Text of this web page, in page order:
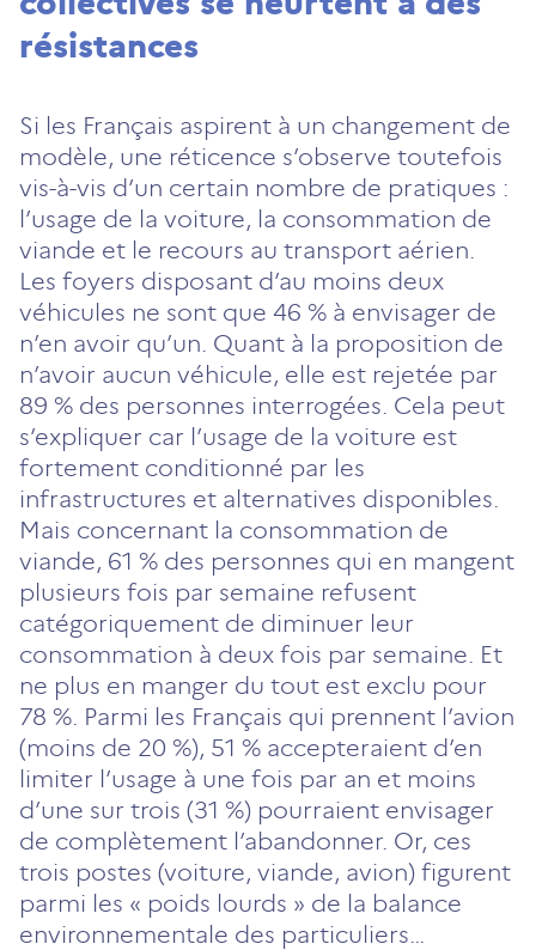
résistances
Si les Français aspirent à un changement de
modèle, une réticence s’observe toutefois
vis-à-vis d’un certain nombre de pratiques :
l’usage de la voiture, la consommation de
viande et le recours au transport aérien.
Les foyers disposant d’au moins deux
véhicules ne sont que 46 % à envisager de
n’en avoir qu’un. Quant à la proposition de
n’avoir aucun véhicule, elle est rejetée par
89 % des personnes interrogées. Cela peut
s’expliquer car l’usage de la voiture est
fortement conditionné par les
infrastructures et alternatives disponibles.
Mais concernant la consommation de
viande, 61 % des personnes qui en mangent
plusieurs fois par semaine refusent
catégoriquement de diminuer leur
consommation à deux fois par semaine. Et
ne plus en manger du tout est exclu pour
78 %. Parmi les Français qui prennent l’avion
(moins de 20 %), 51 % accepteraient d’en
limiter l’usage à une fois par an et moins
d’une sur trois (31 %) pourraient envisager
de complètement l’abandonner. Or, ces
trois postes (voiture, viande, avion) figurent
parmi les « poids lourds » de la balance
environnementale des particuliers…